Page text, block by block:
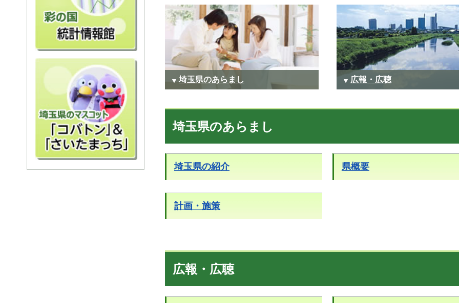
埼玉県のあらまし 広報・広聴
埼玉県のあらまし
埼玉県の紹介 県概要
計画・施策
広報・広聴